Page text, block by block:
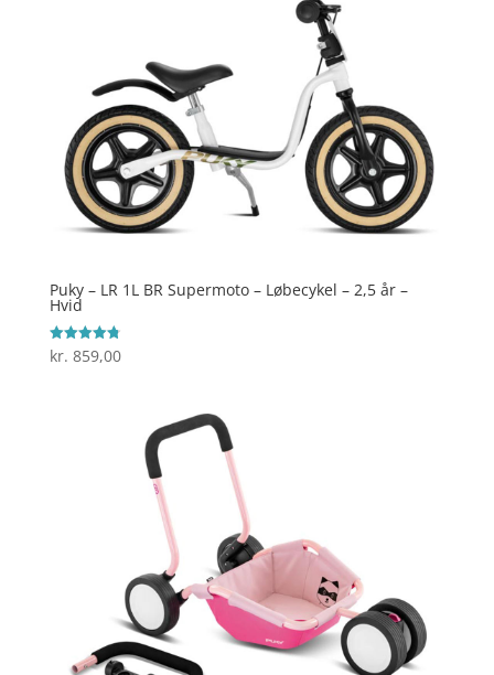
Puky – LR 1L BR Supermoto – Løbecykel – 2,5 år –
Hvid
Vurderet
4.8
kr. 859,00